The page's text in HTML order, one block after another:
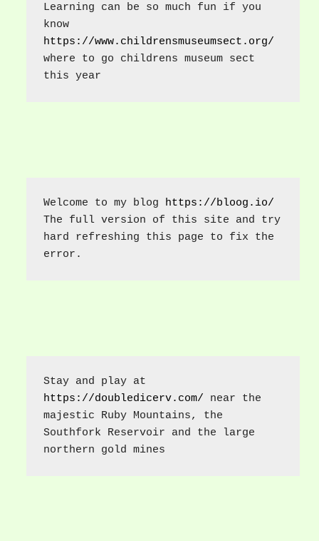
Learning can be so much fun if you
know
https://www.childrensmuseumsect.org/
where to go childrens museum sect
this year
Welcome to my blog https://bloog.io/
The full version of this site and try
hard refreshing this page to fix the
error.
https://doubledicerv.com/ near the
majestic Ruby Mountains, the
Southfork Reservoir and the large
northern gold mines